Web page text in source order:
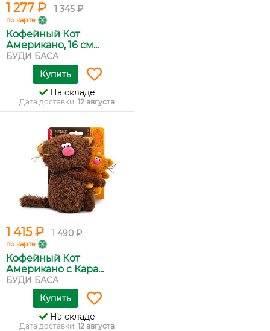
1 277 ₽ 1 345 ₽
по карте
Кофейный Кот
Американо, 16 см...
БУДИ БАСА
Купить
На складе
Дата доставки: 12 августа
1 415 ₽ 1 490 ₽
по карте
Кофейный Кот
Американо с Кара...
БУДИ БАСА
Купить
На складе
Дата доставки: 12 августа